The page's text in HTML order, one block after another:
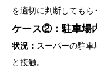
を適切に判断してもら
ケース②：駐車場
状況： スーパーの駐
と接触。